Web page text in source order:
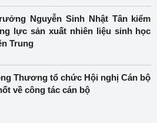
Nguyễn Sinh Nhật Tân kiểm
lực sản xuất nhiên liệu sinh học
Trung
Thương tổ chức Hội nghị Cán bộ
về công tác cán bộ